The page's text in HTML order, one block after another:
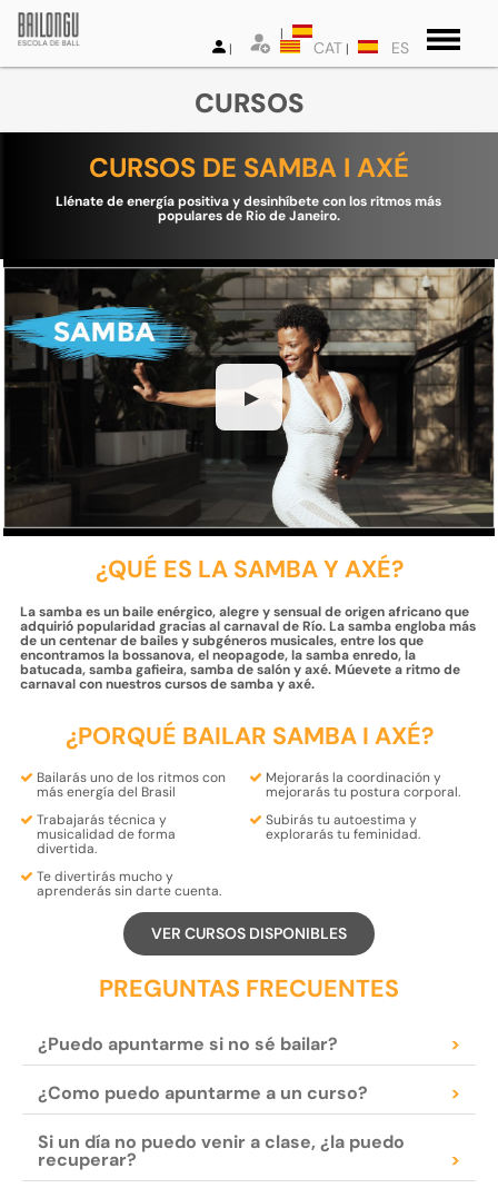
CAT ES
CURSOS
CURSOS DE SAMBA I AXÉ
Llénate de energía positiva y desinhíbete con los ritmos más
populares de Rio de Janeiro.
▶
¿QUÉ ES LA SAMBA Y AXÉ?
La samba es un baile enérgico, alegre y sensual de origen africano que
adquirió popularidad gracias al carnaval de Río. La samba engloba más
de un centenar de bailes y subgéneros musicales, entre los que
encontramos la bossanova, el neopagode, la samba enredo, la
batucada, samba gafieira, samba de salón y axé. Múevete a ritmo de
carnaval con nuestros cursos de samba y axé.
¿PORQUÉ BAILAR SAMBA I AXÉ?
Bailarás uno de losritmoscon
más energía del Brasil
Mejorarás la coordinacióny
mejorarás tu postura corporal.
Trabajarástécnica y
musicalidad de forma
divertida.
Subirás tu autoestima y
explorarás tu feminidad.
Tedivertirásmucho y
aprenderássin darte cuenta.
VER CURSOS DISPONIBLES
PREGUNTAS FRECUENTES
¿Puedo apuntarme si no sé bailar? >
¿Como puedo apuntarme a un curso? >
Si un día no puedo venir a clase, ¿la puedo
recuperar? >